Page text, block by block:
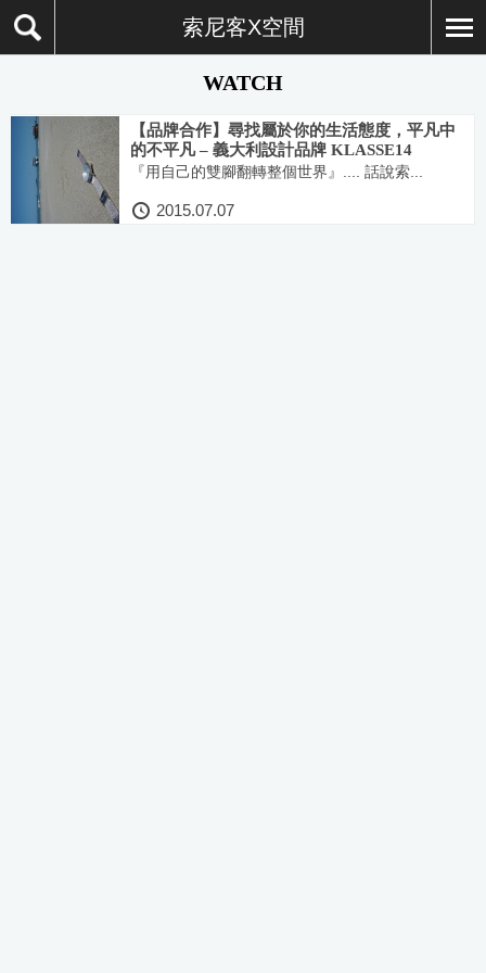
索尼客X空間
WATCH
【品牌合作】尋找屬於你的生活態度，平凡中
的不平凡 – 義大利設計品牌 KLASSE14
『用自己的雙腳翻轉整個世界』.... 話說索...
2015.07.07